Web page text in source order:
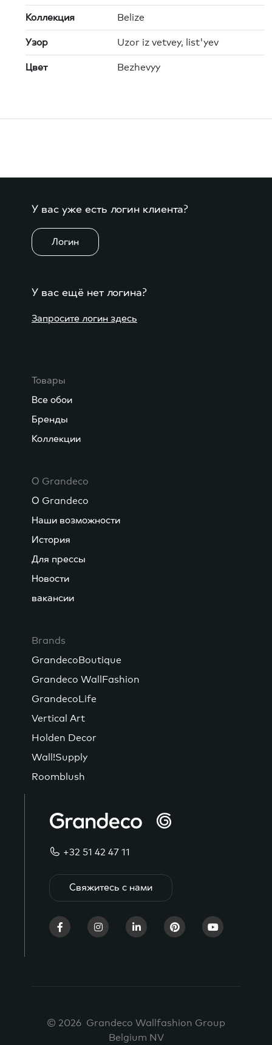
Коллекция Belize
Узор Uzor iz vetvey, list'yev
Цвет Bezhevyy
У вас уже есть логин клиента?
Логин
У вас ещё нет логина?
Запросите логин здесь
Товары
Все обои
Бренды
Коллекции
О Grandeco
О Grandeco
Наши возможности
История
Для прессы
Новости
вакансии
Brands
GrandecoBoutique
Grandeco WallFashion
GrandecoLife
Vertical Art
Holden Decor
Wall!Supply
Roomblush
+32 51 42 47 11
Свяжитесь с нами
© 2026 Grandeco Wallfashion Group
Belgium NV